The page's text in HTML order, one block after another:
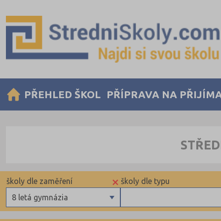
PŘEHLED ŠKOL PŘÍPRAVA NA
školy dle typu
×
8 letá gymnázia
školy dle zaměření